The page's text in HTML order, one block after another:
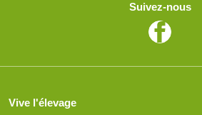
Suivez-nous
Vive l'élevage